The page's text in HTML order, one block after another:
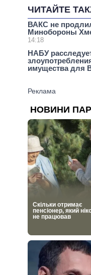
ЧИТАЙТЕ
ВАКС не
Минобороны
14:18
НАБУ
имущества для